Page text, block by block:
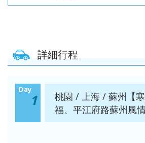
詳細行程
Day
1
桃園 / 上海 / 蘇州【
福、平江府路蘇州風情